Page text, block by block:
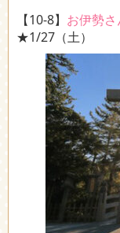
【10-8】 お伊勢
★1/27（土）